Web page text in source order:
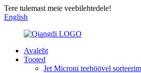
Tere tulemast meie veebilehtedele!
English
Avaleht
Tooted
Jet Microni teehöövel